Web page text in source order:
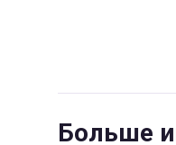
Больше